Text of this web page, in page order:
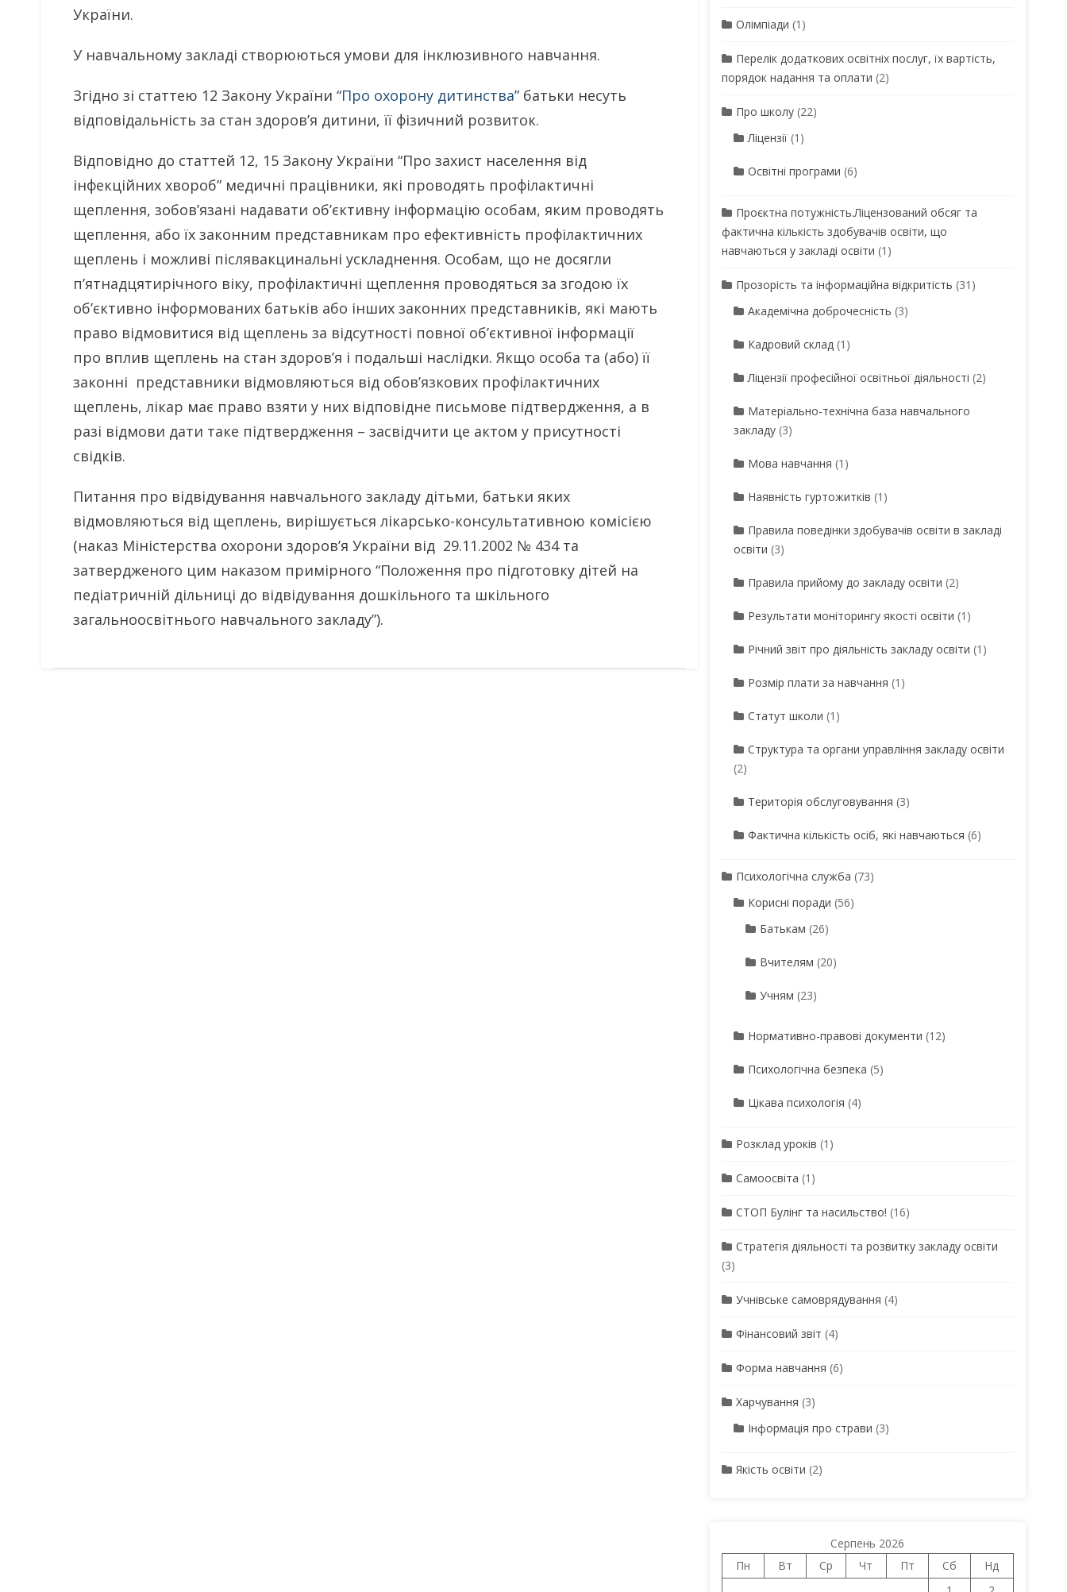
України.
У навчальному закладі створюються умови для інклюзивного навчання.
Згідно зі статтею 12 Закону України “Про охорону дитинства” батьки несуть
відповідальність за стан здоров’я дитини, її фізичний розвиток.
Відповідно до статтей 12, 15 Закону України “Про захист населення від
інфекційних хвороб” медичні працівники, які проводять профілактичні
щеплення, зобов’язані надавати об’єктивну інформацію особам, яким проводять
щеплення, або їх законним представникам про ефективність профілактичних
щеплень і можливі післявакцинальні ускладнення. Особам, що не досягли
п’ятнадцятирічного віку, профілактичні щеплення проводяться за згодою їх
об’єктивно інформованих батьків або інших законних представників, які мають
право відмовитися від щеплень за відсутності повної об’єктивної інформації
про вплив щеплень на стан здоров’я і подальші наслідки. Якщо особа та (або) її
законні представники відмовляються від обов’язкових профілактичних
щеплень, лікар має право взяти у них відповідне письмове підтвердження, а в
разі відмови дати таке підтвердження – засвідчити це актом у присутності
свідків.
Питання про відвідування навчального закладу дітьми, батьки яких
відмовляються від щеплень, вирішується лікарсько-консультативною комісією
(наказ Міністерства охорони здоров’я України від 29.11.2002 № 434 та
затвердженого цим наказом примірного “Положення про підготовку дітей на
педіатричній дільниці до відвідування дошкільного та шкільного
загальноосвітнього навчального закладу”).
Олімпіади (1)
Перелік додаткових освітніх послуг, їх вартість,
порядок надання та оплати (2)
Про школу(22)
Ліцензії(1)
Освітні програми (6)
Проєктна потужність.Ліцензований обсяг та
фактична кількість здобувачів освіти, що
навчаються у закладі освіти (1)
Прозорість та інформаційна відкритість (31)
Академічна доброчесність (3)
Кадровий склад(1)
Ліцензії професійної освітньої діяльності (2)
Матеріально-технічна база навчального
закладу(3)
Мова навчання (1)
Наявність гуртожитків (1)
Правила поведінки здобувачів освіти в закладі
освіти (3)
Правила прийому до закладу освіти (2)
Результати моніторингу якості освіти (1)
Річний звіт про діяльність закладу освіти (1)
Розмір плати за навчання (1)
Статут школи (1)
Структура та органи управління закладу освіти
(2)
Територія обслуговування (3)
Фактична кількість осіб, які навчаються (6)
Психологічна служба (73)
Корисні поради (56)
Батькам (26)
Вчителям (20)
Учням (23)
Нормативно-правові документи (12)
Психологічна безпека (5)
Цікава психологія (4)
Розклад уроків (1)
Самоосвіта (1)
СТОП Булінг та насильство! (16)
Стратегія діяльності та розвитку закладу освіти
(3)
Учнівське самоврядування (4)
Фінансовий звіт (4)
Форма навчання (6)
Харчування (3)
Інформація про страви (3)
Якість освіти (2)
Серпень 2026
Пн
Вт Ср Чт Пт Сб
Нд